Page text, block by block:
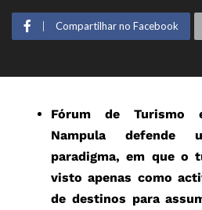
Compartilhar no Facebook
Fórum de Turismo
Nampula defende
paradigma, em que o
visto apenas como
de destinos para